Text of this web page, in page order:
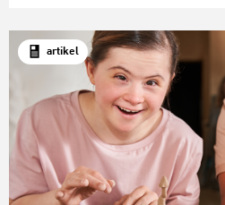
artikel